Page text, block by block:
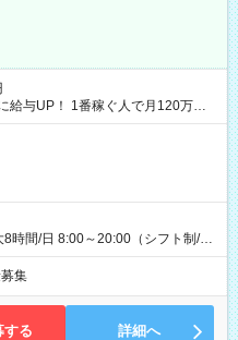
給与UP！ 1番稼ぐ人で月120万ほ
万
建築関係 1日150個配達×25日勤務
時間/日 8:00～20:00（シフト制/実
次第では週4も有り） ※配達状況
性有り ※案件により多少の前後あ
集
する 詳細へ